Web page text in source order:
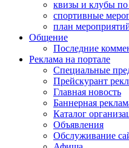
квизы и клубы по
спортивные
план
Общение
Последние
Реклама на портале
Специальные
Прейскурант
Главная новость
Баннерная
Каталог
Объявления
Обслуживание